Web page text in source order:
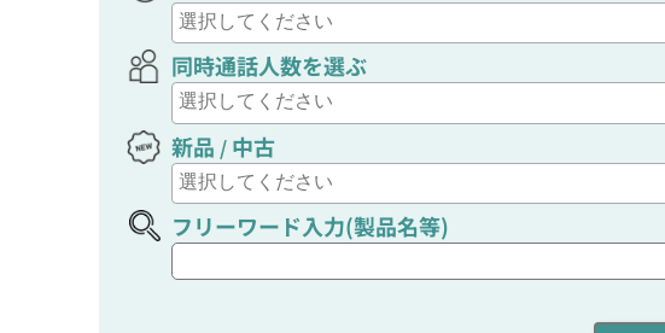
同時通話人数を選ぶ
新品 / 中古
フリーワード入力(製品名等)